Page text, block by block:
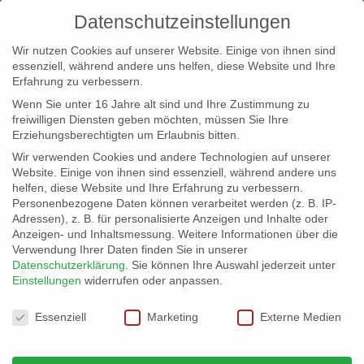
info@erfolgreich-events.de
+4940 46 777 230
Datenschutzeinstellungen
Wir nutzen Cookies auf unserer Website. Einige von ihnen sind
essenziell, während andere uns helfen, diese Website und Ihre
Erfahrung zu verbessern.
Wenn Sie unter 16 Jahre alt sind und Ihre Zustimmung zu
freiwilligen Diensten geben möchten, müssen Sie Ihre
Erziehungsberechtigten um Erlaubnis bitten.
Wir verwenden Cookies und andere Technologien auf unserer
Website. Einige von ihnen sind essenziell, während andere uns
helfen, diese Website und Ihre Erfahrung zu verbessern.
Personenbezogene Daten können verarbeitet werden (z. B. IP-
Adressen), z. B. für personalisierte Anzeigen und Inhalte oder
Anzeigen- und Inhaltsmessung. Weitere Informationen über die
Verwendung Ihrer Daten finden Sie in unserer
Datenschutzerklärung
Sie können Ihre Auswahl jederzeit unter
Einstellungen widerrufen oder anpassen.
Datenschutzeinstellungen
Essenziell Marketing Externe Medien